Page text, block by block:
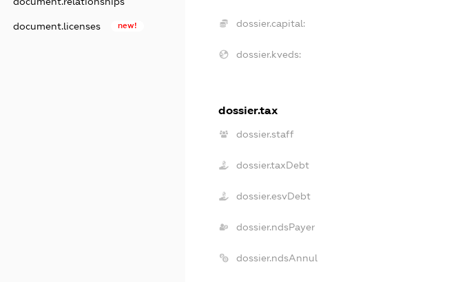
document.licenses new! dossier.capital:
dossier.kveds:
dossier.tax
dossier.staff
dossier.taxDebt
dossier.esvDebt
dossier.ndsPayer
dossier.ndsAnnul